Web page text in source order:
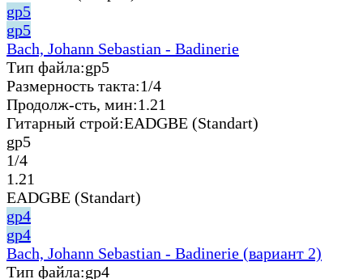
gp5
gp5
Bach, Johann Sebastian - Badinerie
Тип файла:gp5
Размерность такта:1/4
Продолж-сть, мин:1.21
Гитарный строй:EADGBE (Standart)
gp5
1/4
1.21
EADGBE (Standart)
gp4
gp4
Bach, Johann Sebastian - Badinerie (вариант 2)
Тип файла:gp4